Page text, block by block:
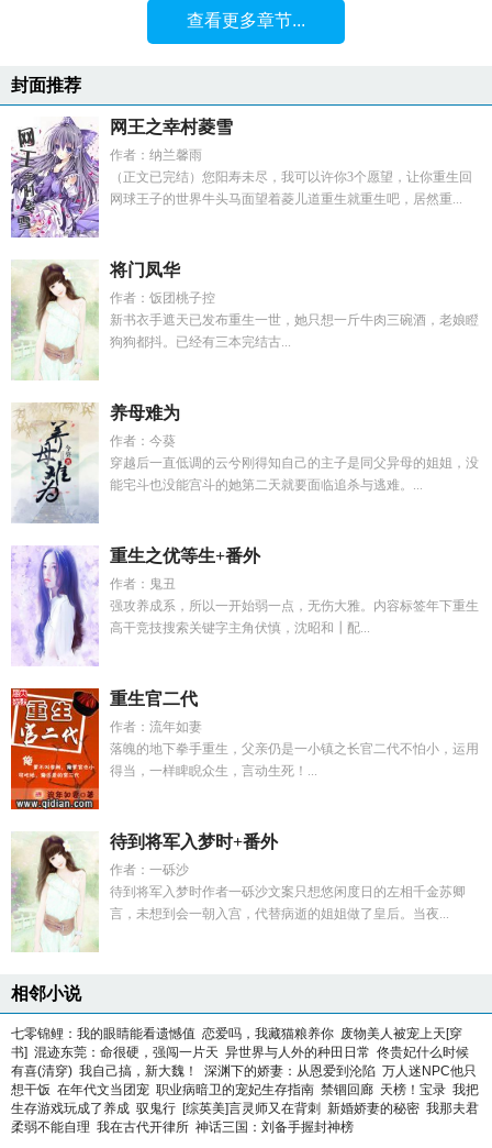
查看更多章节...
封面推荐
网王之幸村菱雪
作者：纳兰馨雨
（正文已完结）您阳寿未尽，我可以许你3个愿望，让你重生回
网球王子的世界牛头马面望着菱儿道重生就重生吧，居然重...
将门凤华
作者：饭团桃子控
新书衣手遮天已发布重生一世，她只想一斤牛肉三碗酒，老娘瞪
狗狗都抖。已经有三本完结古...
养母难为
作者：今葵
穿越后一直低调的云兮刚得知自己的主子是同父异母的姐姐，没
能宅斗也没能宫斗的她第二天就要面临追杀与逃难。...
重生之优等生+番外
作者：鬼丑
强攻养成系，所以一开始弱一点，无伤大雅。内容标签年下重生
高干竞技搜索关键字主角伏慎，沈昭和┃配...
重生官二代
作者：流年如妻
落魄的地下拳手重生，父亲仍是一小镇之长官二代不怕小，运用
得当，一样睥睨众生，言动生死！...
待到将军入梦时+番外
作者：一砾沙
待到将军入梦时作者一砾沙文案只想悠闲度日的左相千金苏卿
言，未想到会一朝入宫，代替病逝的姐姐做了皇后。当夜...
相邻小说
七零锦鲤：我的眼睛能看遗憾值 恋爱吗，我藏猫粮养你 废物美人被宠上天[穿
书] 混迹东莞：命很硬，强闯一片天 异世界与人外的种田日常 佟贵妃什么时候
有喜(清穿) 我自己搞，新大魏！ 深渊下的娇妻：从恩爱到沦陷 万人迷NPC他只
想干饭 在年代文当团宠 职业病暗卫的宠妃生存指南 禁锢回廊 天榜！宝录 我把
生存游戏玩成了养成 驭鬼行 [综英美]言灵师又在背刺 新婚娇妻的秘密 我那夫君
柔弱不能自理 我在古代开律所 神话三国：刘备手握封神榜